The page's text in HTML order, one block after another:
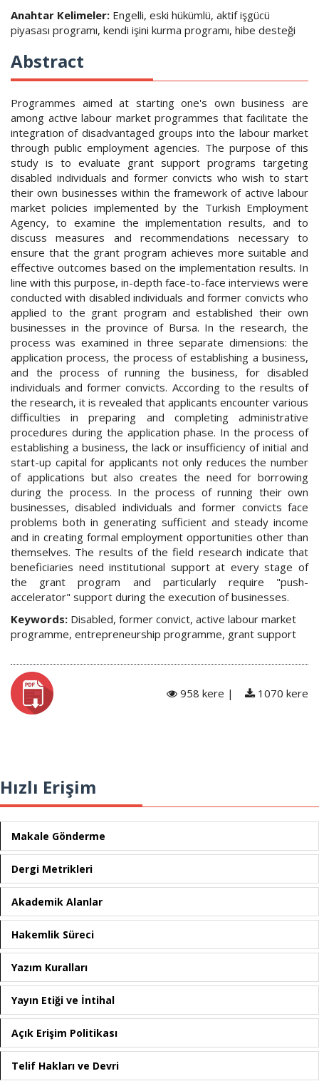
Anahtar Kelimeler: Engelli, eski hükümlü, aktif işgücü
piyasası programı, kendi işini kurma programı, hibe desteği
Abstract
Programmes aimed at starting one's own business are
among active labour market programmes that facilitate the
integration of disadvantaged groups into the labour market
through public employment agencies. The purpose of this
study is to evaluate grant support programs targeting
disabled individuals and former convicts who wish to start
their own businesses within the framework of active labour
market policies implemented by the Turkish Employment
Agency, to examine the implementation results, and to
discuss measures and recommendations necessary to
ensure that the grant program achieves more suitable and
effective outcomes based on the implementation results. In
line with this purpose, in-depth face-to-face interviews were
conducted with disabled individuals and former convicts who
applied to the grant program and established their own
businesses in the province of Bursa. In the research, the
process was examined in three separate dimensions: the
application process, the process of establishing a business,
and the process of running the business, for disabled
individuals and former convicts. According to the results of
the research, it is revealed that applicants encounter various
difficulties in preparing and completing administrative
procedures during the application phase. In the process of
establishing a business, the lack or insufficiency of initial and
start-up capital for applicants not only reduces the number
of applications but also creates the need for borrowing
during the process. In the process of running their own
businesses, disabled individuals and former convicts face
problems both in generating sufficient and steady income
and in creating formal employment opportunities other than
themselves. The results of the field research indicate that
beneficiaries need institutional support at every stage of
the grant program and particularly require "push-
accelerator" support during the execution of businesses.
Keywords: Disabled, former convict, active labour market
programme, entrepreneurship programme, grant support
958 kere | 1070 kere
Hızlı Erişim
Makale Gönderme
Dergi Metrikleri
Akademik Alanlar
Hakemlik Süreci
Yazım Kuralları
Yayın Etiği ve İntihal
Açık Erişim Politikası
Telif Hakları ve Devri